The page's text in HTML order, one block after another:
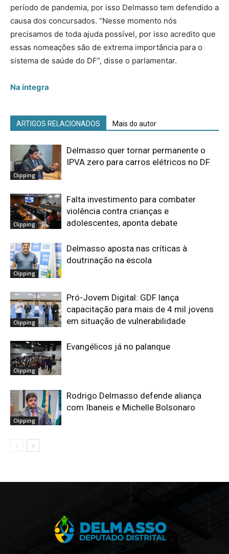
período de pandemia, por isso Delmasso tem defendido a
causa dos concursados. “Nesse momento nós
precisamos de toda ajuda possível, por isso acredito que
essas nomeações são de extrema importância para o
sistema de saúde do DF”, disse o parlamentar.
Na íntegra
ARTIGOS RELACIONADOS Mais do autor
Clipping
Delmasso quer tornar permanente o
IPVA zero para carros elétricos no DF
Clipping
Falta investimento para combater
violência contra crianças e
adolescentes, aponta debate
Clipping
Delmasso aposta nas críticas à
doutrinação na escola
Clipping
Pró-Jovem Digital: GDF lança
capacitação para mais de 4 mil jovens
em situação de vulnerabilidade
Clipping
Evangélicos já no palanque
Clipping
Rodrigo Delmasso defende aliança
com Ibaneis e Michelle Bolsonaro